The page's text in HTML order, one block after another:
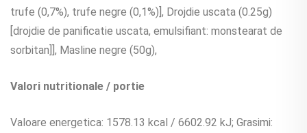
trufe (0,7%), trufe negre (0,1%)], Drojdie uscata (0.25g)
[drojdie de panificatie uscata, emulsifiant: monstearat de
sorbitan]], Masline negre (50g),
Valori nutritionale / portie
Valoare energetica: 1578.13 kcal / 6602.92 kJ; Grasimi: